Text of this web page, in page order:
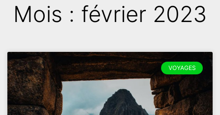
Mois : février 2023
VOYAGES